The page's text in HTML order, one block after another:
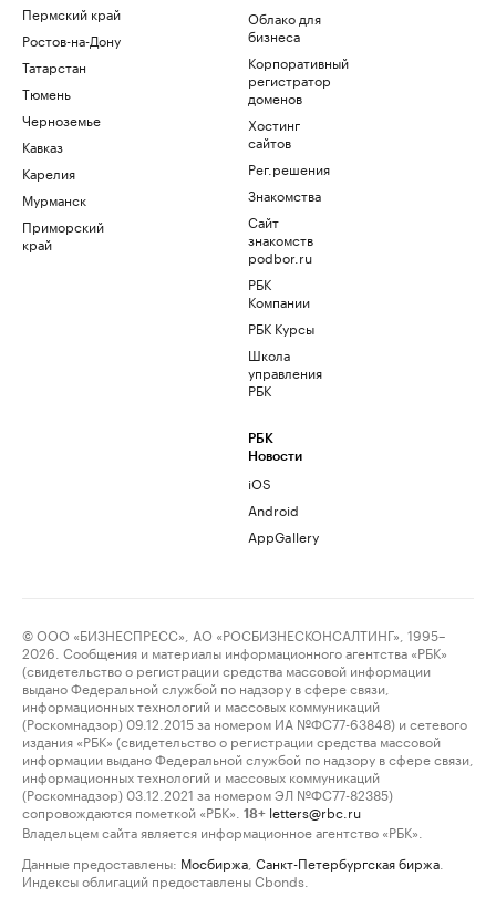
Пермский край
Ростов-на-Дону
Татарстан
Тюмень
Черноземье
Кавказ
Карелия
Мурманск
Приморский
край
Облако для
бизнеса
Корпоративный
регистратор
доменов
Хостинг
сайтов
Рег.решения
Знакомства
Сайт
знакомств
podbor.ru
РБК
Компании
РБК Курсы
Школа
управления
РБК
РБК
Новости
iOS
Android
AppGallery
© ООО «БИЗНЕСПРЕСС», АО «РОСБИЗНЕСКОНСАЛТИНГ», 1995–
2026. Сообщения и материалы информационного агентства «РБК»
(свидетельство о регистрации средства массовой информации
выдано Федеральной службой по надзору в сфере связи,
информационных технологий и массовых коммуникаций
(Роскомнадзор) 09.12.2015 за номером ИА №ФС77-63848) и сетевого
издания «РБК» (свидетельство о регистрации средства массовой
информации выдано Федеральной службой по надзору в сфере связи,
информационных технологий и массовых коммуникаций
(Роскомнадзор) 03.12.2021 за номером ЭЛ №ФС77-82385)
сопровождаются пометкой «РБК».
18+ letters@rbc.ru
Владельцем сайта является информационное агентство «РБК».
Данные предоставлены: Мосбиржа Санкт-Петербургская биржа
Индексы облигаций предоставлены Cbonds.